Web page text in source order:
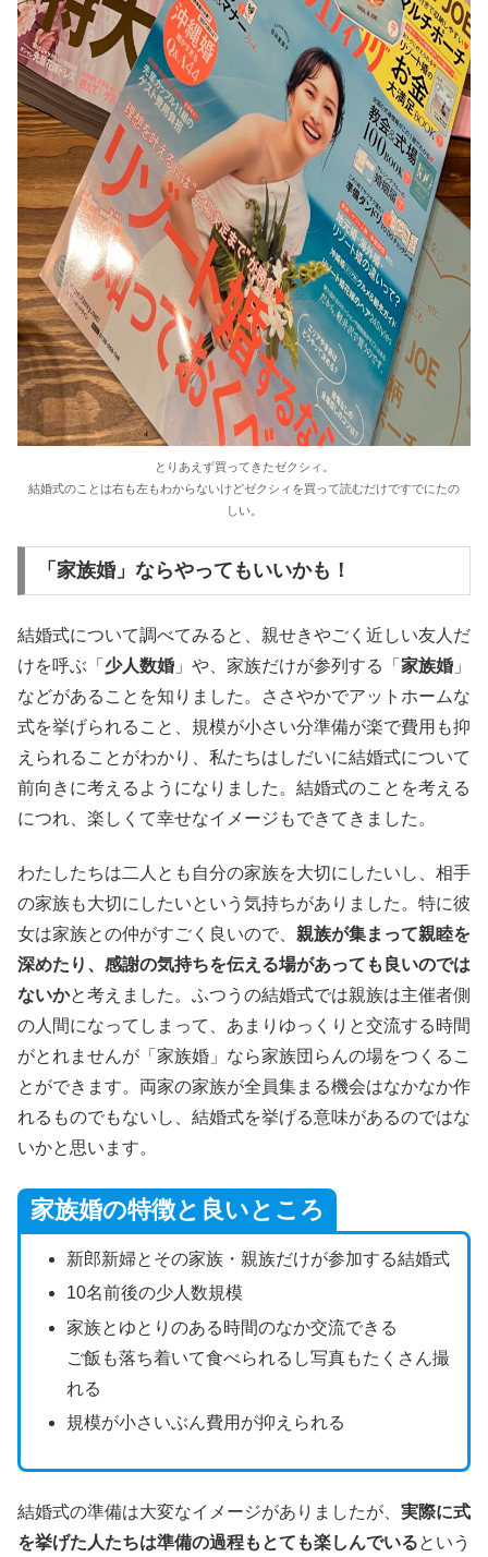
とりあえず買ってきたゼクシィ。
結婚式のことは右も左もわからないけどゼクシィを買って読むだけですでにたの
しい。
「家族婚」ならやってもいいかも！
結婚式について調べてみると、親せきやごく近しい友人だ
けを呼ぶ「 少人数婚 」や、家族だけが参列する「 家族婚 」
などがあることを知りました。ささやかでアットホームな
式を挙げられること、規模が小さい分準備が楽で費用も抑
えられることがわかり、私たちはしだいに結婚式について
前向きに考えるようになりました。結婚式のことを考える
につれ、楽しくて幸せなイメージもできてきました。
わたしたちは二人とも自分の家族を大切にしたいし、相手
の家族も大切にしたいという気持ちがありました。特に彼
女は家族との仲がすごく良いので、 親族が集まって親睦を
深めたり、感謝の気持ちを伝える場があっても良いのでは
ないかと考えました。ふつうの結婚式では親族は主催者側
の人間になってしまって、あまりゆっくりと交流する時間
がとれませんが「家族婚」なら家族団らんの場をつくるこ
とができます。両家の家族が全員集まる機会はなかなか作
れるものでもないし、結婚式を挙げる意味があるのではな
いかと思います。
家族婚の特徴と良いところ
新郎新婦とその家族・親族だけが参加する結婚式
10名前後の少人数規模
家族とゆとりのある時間のなか交流できる
ご飯も落ち着いて食べられるし写真もたくさん撮
れる
規模が小さいぶん費用が抑えられる
結婚式の準備は大変なイメージがありましたが、 実際に式
を挙げた人たちは準備の過程もとても楽しんでいるという